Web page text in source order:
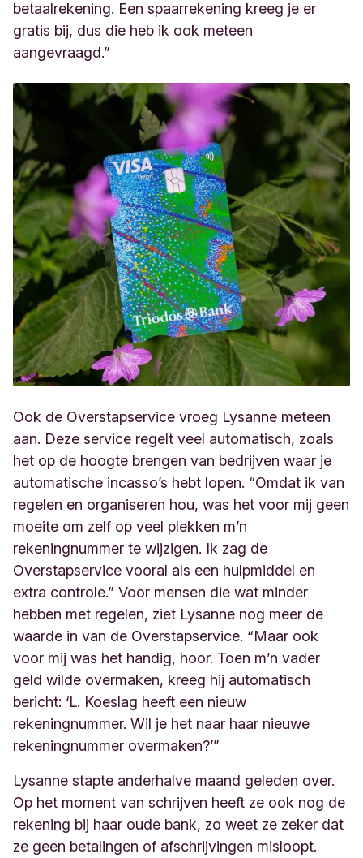
betaalrekening. Een spaarrekening kreeg je er
gratis bij, dus die heb ik ook meteen
aangevraagd.”
Ook de Overstapservice vroeg Lysanne meteen
aan. Deze service regelt veel automatisch, zoals
het op de hoogte brengen van bedrijven waar je
automatische incasso’s hebt lopen. “Omdat ik van
regelen en organiseren hou, was het voor mij geen
moeite om zelf op veel plekken m’n
rekeningnummer te wijzigen. Ik zag de
Overstapservice vooral als een hulpmiddel en
extra controle.” Voor mensen die wat minder
hebben met regelen, ziet Lysanne nog meer de
waarde in van de Overstapservice. “Maar ook
voor mij was het handig, hoor. Toen m’n vader
geld wilde overmaken, kreeg hij automatisch
bericht: ‘L. Koeslag heeft een nieuw
rekeningnummer. Wil je het naar haar nieuwe
rekeningnummer overmaken?’”
Lysanne stapte anderhalve maand geleden over.
Op het moment van schrijven heeft ze ook nog de
rekening bij haar oude bank, zo weet ze zeker dat
ze geen betalingen of afschrijvingen misloopt.